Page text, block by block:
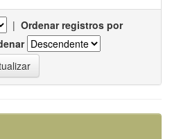
| Ordenar registros por